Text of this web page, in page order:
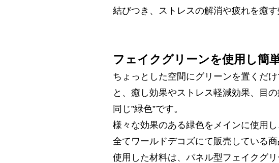
結びつき、ストレスの解消や疲れを癒す
フェイクグリーンを使用し簡
ちょっとした空間にグリーンを置くだ
と、癒し効果やストレス軽減効果、目
同じ”緑色”です。
様々な効果のある緑色をメインに使用
全てワールドデコズにて販売している商
使用した材料は、パネル型フェイクグ